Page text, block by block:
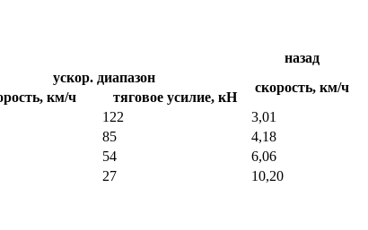
назад
ускор. диапазон
скорость, км/ч
км/ч
тяговое усилие, кН
122
3,01
85
4,18
54
6,06
27 10,20